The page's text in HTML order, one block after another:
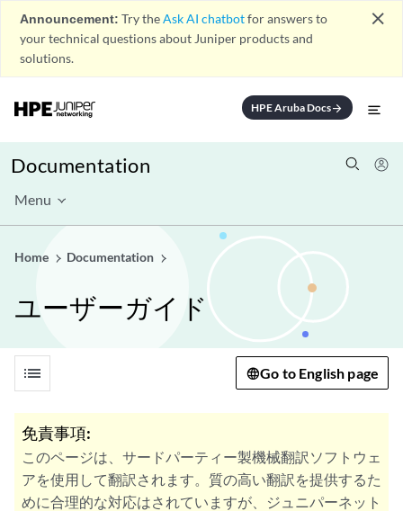
Announcement: Try theAsk AI chatbotfor answers to
your technical questions about Juniper products and
solutions.
close
HPE Aruba Docsarrow_forward
Documentation
Menu
Home Documentation
ユーザーガイド
list Go to English page
免責事項:
このページは、サードパーティー製機械翻訳ソフトウェ
アを使用して翻訳されます。質の高い翻訳を提供するた
めに合理的な対応はされていますが、ジュニパーネット